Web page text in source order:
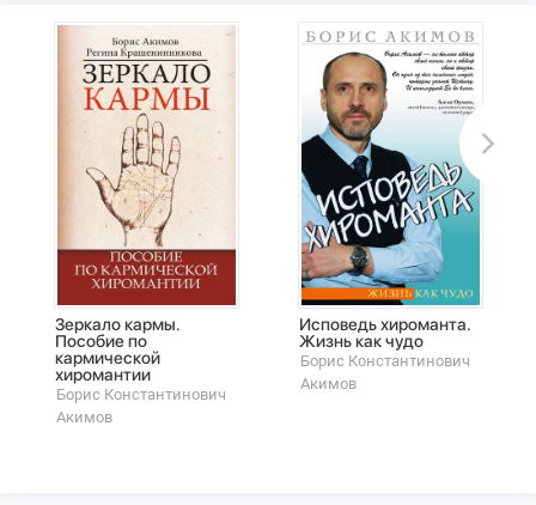
Зеркало кармы.
Пособие по
кармической
хиромантии
Борис Константинович
Акимов
Исповедь хироманта.
Жизнь как чудо
Борис Константинович
Акимов